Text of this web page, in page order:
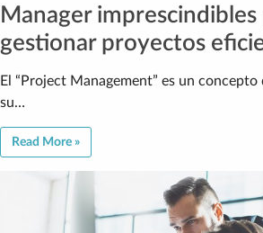
Manager imprescindibles
gestionar proyectos
El “Project Management” es un concepto
su…
Read More »